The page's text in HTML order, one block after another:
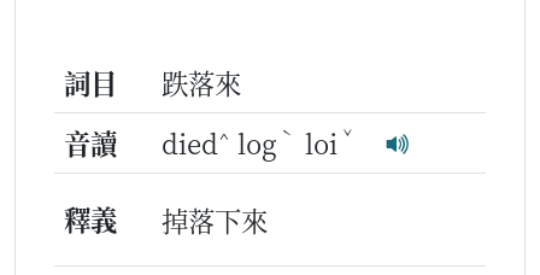
詞目
跌落來
音讀
died^ log ˋ loi ˇ
釋義
掉落下來